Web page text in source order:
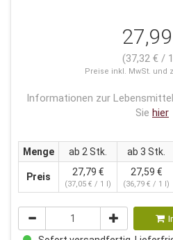
(37,32 € /
Preise inkl. MwSt. und
Informationen zur
Sie hier
Menge ab 2 Stk. ab 3 Stk.
Preis 27,79 €
(37,05 € / 1 l)
27,59 €
(36,79 € / 1 l)